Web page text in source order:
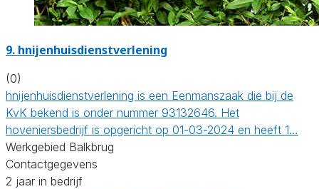
9. hnijenhuisdienstverlening
(0)
hnijenhuisdienstverlening is een Eenmanszaak die bij de
KvK bekend is onder nummer 93132646. Het
hoveniersbedrijf is opgericht op 01-03-2024 en heeft 1…
Werkgebied Balkbrug
Contactgegevens
2 jaar in bedrijf